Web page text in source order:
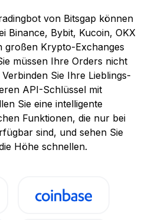
von Bitsgap können
Binance, Bybit, Kucoin, OKX
großen Krypto-Exchanges
müssen Ihre Orders nicht
Sie Ihre Lieblings-
API-Schlüssel mit
Sie eine intelligente
Funktionen, die nur bei
sind, und sehen Sie
Höhe schnellen.